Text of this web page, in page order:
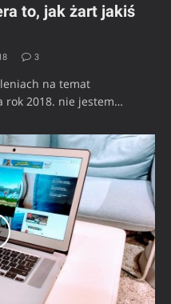
to, jak żart jakiś
3
na temat
rok 2018. nie jestem…